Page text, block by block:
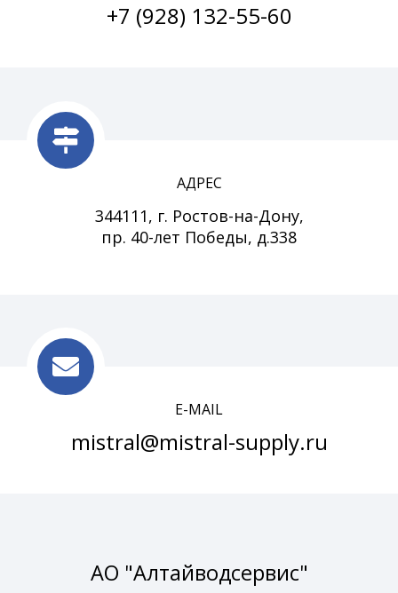
+7 (928) 132-55-60
АДРЕС
344111, г. Ростов-на-Дону,
пр. 40-лет Победы, д.338
E-MAIL
mistral@mistral-supply.ru
АО "Алтайводсервис"